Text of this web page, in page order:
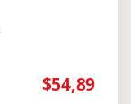
$54,89